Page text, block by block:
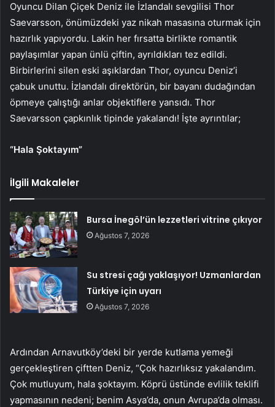
Oyuncu Dilan Çiçek Deniz ile İzlandalı sevgilisi Thor
Saevarsson, önümüzdeki yaz nikah masasına oturmak için
hazırlık yapıyordu. Lakin her fırsatta birlikte romantik
paylaşımlar yapan ünlü çiftin, ayrıldıkları tez edildi.
Birbirlerini silen eski aşıklardan Thor, oyuncu Deniz’i
çabuk unuttu. İzlandalı direktörün, bir bayanı dudağından
öpmeye çalıştığı anlar objektiflere yansıdı. Thor
Saevarsson çapkınlık tipinde yakalandı! İşte ayrıntılar;
“Hala Şoktayım”
İlgili Makaleler
Bursa İnegöl’ün lezzetleri vitrine çıkıyor
Ağustos 7, 2026
Su stresi çağı yaklaşıyor! Uzmanlardan
Türkiye için uyarı
Ağustos 7, 2026
Ardından Arnavutköy’deki bir yerde kutlama yemeği
gerçekleştiren çiftten Deniz, “Çok hazırlıksız yakalandım.
Çok mutluyum, hala şoktayım. Köprü üstünde evlilik teklifi
yapmasının nedeni; benim Asya’da, onun Avrupa’da olması.